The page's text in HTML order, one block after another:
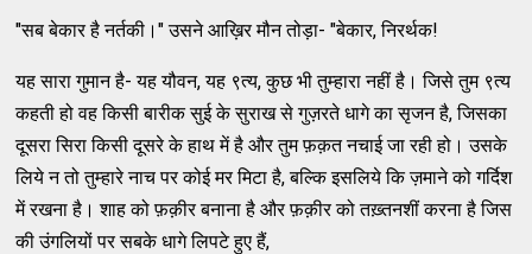
"सब बेकार है नर्तकी।" उसने आख़िर मौन तोड़ा- "बेकार, निरर्थक!
यह सारा गुमान है- यह यौवन, यह ९त्य, कुछ भी तुम्हारा नहीं है। जिसे तुम ९त्य
कहती हो वह किसी बारीक सुई के सुराख से गुज़रते धागे का सृजन है, जिसका
दूसरा सिरा किसी दूसरे के हाथ में है और तुम फ़क़त नचाई जा रही हो। उसके
लिये न तो तुम्हारे नाच पर कोई मर मिटा है, बल्कि इसलिये कि ज़माने को गर्दिश
में रखना है। शाह को फ़क़ीर बनाना है और फ़क़ीर को तख़्तनशीं करना है जिस
की उंगलियों पर सबके धागे लिपटे हुए हैं,